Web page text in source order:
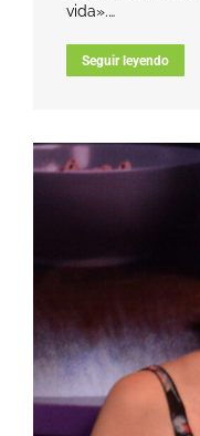
vida».…
Seguir leyendo